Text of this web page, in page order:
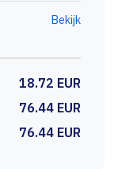
Bekijk
18.72 EUR
76.44 EUR
76.44 EUR